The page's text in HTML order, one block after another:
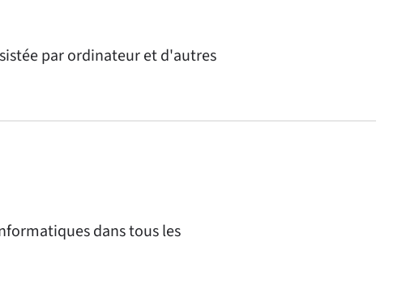
par ordinateur et d'autres
dans tous les